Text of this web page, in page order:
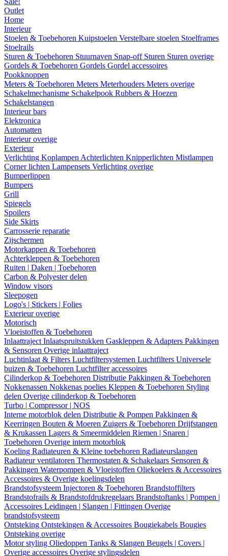
Outlet
Home
Interieur
Stoelen & Toebehoren Kuipstoelen Verstelbare stoelen Stoelframes
Stoelrails
Sturen & Toebehoren Stuurnaven Snap-off Sturen Sturen overige
Gordels & Toebehoren Gordels Gordel accessoires
Pookknoppen
Meters & Toebehoren Meters Meterhouders Meters overige
Schakelmechanisme Schakelpook Rubbers & Hoezen
Schakelstangen
Interieur bars
Elektronica
Automatten
Interieur overige
Exterieur
Verlichting Koplampen Achterlichten Knipperlichten Mistlampen
Corner lichten Lampensets Verlichting overige
Bumperlippen
Bumpers
Grill
Spiegels
Spoilers
Side Skirts
Carrosserie reparatie
Zijschermen
Motorkappen & Toebehoren
Achterkleppen & Toebehoren
Ruiten | Daken | Toebehoren
Carbon & Polyester delen
Window visors
Sleepogen
Logo's | Stickers | Folies
Exterieur overige
Motorisch
Vloeistoffen & Toebehoren
Inlaattraject Inlaatspruitstukken Gaskleppen & Adapters Pakkingen
& Sensoren Overige inlaattraject
Luchtinlaat & Filters Luchtfiltersystemen Luchtfilters Universele
buizen & Toebehoren Luchtfilter accessoires
Cilinderkop & Toebehoren Distributie Pakkingen & Toebehoren
Nokkenassen Nokkenas poelies Kleppen & Toebehoren Styling
delen Overige cilinderkop & Toebehoren
Turbo | Compressor | NOS
Interne motorblok delen Distributie & Pompen Pakkingen &
Keerringen Bouten & Moeren Zuigers & Toebehoren Drijfstangen
& Krukassen Lagers & Smeermiddelen Riemen | Snaren |
Toebehoren Overige intern motorblok
Koeling Radiateuren & Kleine toebehoren Radiateurslangen
Radiateur ventilatoren Thermostaten & Schakelaars Sensoren &
Pakkingen Waterpompen & Vloeistoffen Oliekoelers & Accessoires
Accessoires & Overige koelingsdelen
Brandstofsysteem Injectoren & Toebehoren Brandstoffilters
Brandstofrails & Brandstofdrukregelaars Brandstoftanks | Pompen |
Accessoires Leidingen | Slangen | Fittingen Overige
brandstofsysteem
Ontsteking Ontstekingen & Accessoires Bougiekabels Bougies
Ontsteking overige
Motor styling Oliedoppen Tanks & Slangen Beugels | Covers |
Overige accessoires Overige stylingsdelen